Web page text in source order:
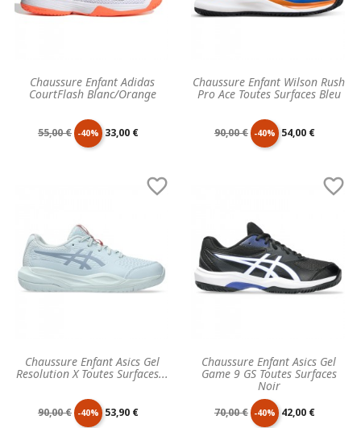
Chaussure Enfant Adidas
CourtFlash Blanc/Orange
Prix
55,00 € -40% Prix
33,00 €
Chaussure Enfant Wilson Rush
Pro Ace Toutes Surfaces Bleu
Prix
90,00 € -40% Prix
54,00 €
Chaussure Enfant Asics Gel
Resolution X Toutes Surfaces...

Prix
90,00 € -40% Prix
53,90 €
Chaussure Enfant Asics Gel
Game 9 GS Toutes Surfaces
Noir

Prix
70,00 € -40% Prix
42,00 €